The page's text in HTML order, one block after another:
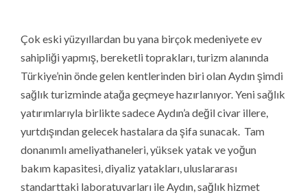
hastanede 140, çocuk hastanesinde 82, ortopedi-nöroloji
hastanesinde 60, kadın doğum hastanesinde 41, KVC
hastanesinde 50, onkoloji hastanesinde 40, fizik tedavi ve
rehabilitasyon hastanesinde 20, psikiyatri hastanesinde
40 yatak bulunacak. Her branştan 274 poliklinikte hasta
kabulü yapılacak. Tamamlandığında 30 ameliyathane,
yetişkin ve yeni doğan dahil 229 yoğun bakım yatağı,
yetişkin ve çocuk dahil 50 diyaliz yatağı ile hizmet